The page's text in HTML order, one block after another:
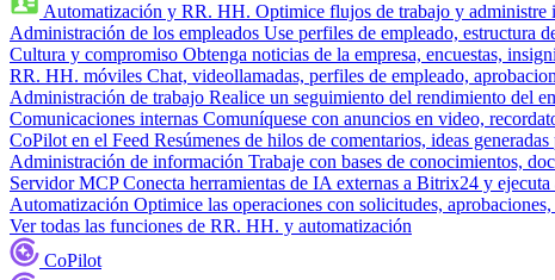
Automatización y RR. HH. Optimice flujos de trabajo y
Administración de los empleados Use perfiles de empleado, estructura
Cultura y compromiso Obtenga noticias de la empresa, encuestas,
RR. HH. móviles Chat, videollamadas, perfiles de empleado,
Administración de trabajo Realice un seguimiento del rendimiento del
Comunicaciones internas Comuníquese con anuncios en video,
CoPilot en el Feed Resúmenes de hilos de comentarios, ideas
Administración de información Trabaje con bases de conocimientos,
Servidor MCP Conecta herramientas de IA externas a Bitrix24 y
Automatización Optimice las operaciones con solicitudes,
Ver todas las funciones de RR. HH. y automatización
CoPilot